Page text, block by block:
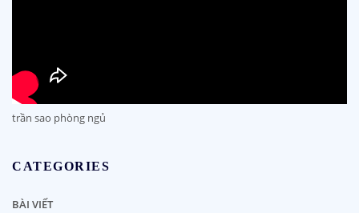
trần sao phòng ngủ
CATEGORIES
BÀI VIẾT